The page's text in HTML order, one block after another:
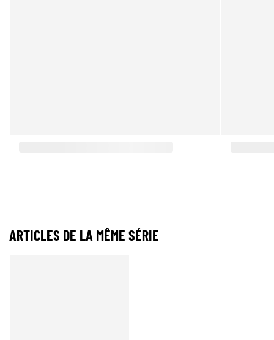
ARTICLES DE LA MÊME SÉRIE